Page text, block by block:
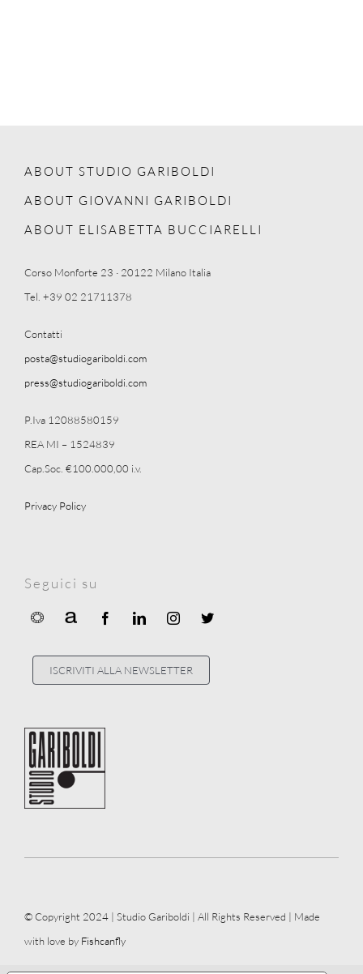
ABOUT STUDIO GARIBOLDI
ABOUT GIOVANNI GARIBOLDI
ABOUT ELISABETTA BUCCIARELLI
Corso Monforte 23 · 20122 Milano Italia
Tel. +39 02 21711378
Contatti
posta@studiogariboldi.com
press@studiogariboldi.com
P.Iva 12088580159
REA MI – 1524839
Cap.Soc. €100.000,00 i.v.
Privacy Policy
Seguici su
ISCRIVITI ALLA NEWSLETTER
© Copyright 2024 | Studio Gariboldi | All Rights Reserved | Made
with love by Fishcanfly